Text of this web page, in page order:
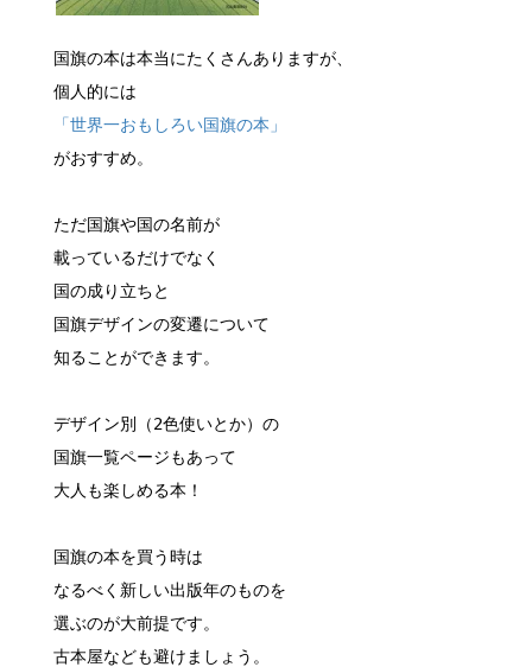
国旗の本は本当にたくさんありますが、
個人的には
「世界一おもしろい国旗の本」
がおすすめ。
ただ国旗や国の名前が
載っているだけでなく
国の成り立ちと
国旗デザインの変遷について
知ることができます。
デザイン別（2色使いとか）の
国旗一覧ページもあって
大人も楽しめる本！
国旗の本を買う時は
なるべく新しい出版年のものを
選ぶのが大前提です。
古本屋なども避けましょう。